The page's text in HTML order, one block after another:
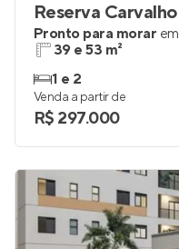
Reserva Carvalho
Pronto para morar em
39 e 53 m²
1 e 2
Venda a partir de
R$ 297.000